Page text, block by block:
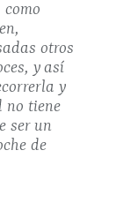
como
otros
y así
y
no tiene
ser un
de